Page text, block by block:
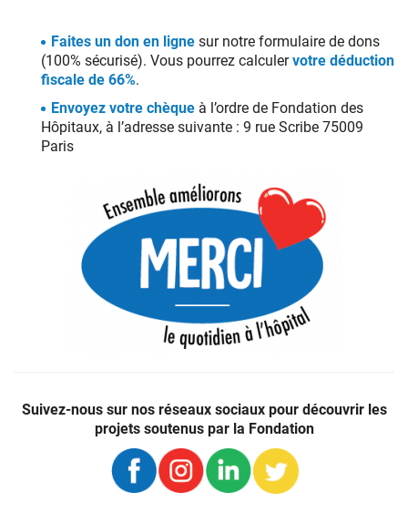
Faites un don en ligne sur notre formulaire de dons
(100% sécurisé). Vous pourrez calculervotre déduction
fiscale de 66%.
Envoyez votre chèque à l’ordre de Fondation des
Hôpitaux, à l’adresse suivante : 9 rue Scribe 75009
Paris
c’est
améliorer
quotidien
leSuivez-nous sur nos réseaux sociaux pour découvrir les
projets soutenus par la Fondation